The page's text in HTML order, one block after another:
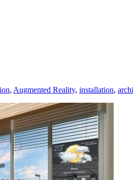
, Augmented Reality, installation,